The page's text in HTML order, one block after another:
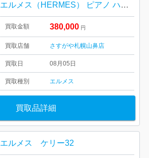
エルメス（HERMES） ピアノ ハンドバッグ
買取金額 380,000 円
買取店舗 さすがや札幌山鼻店
買取日 08月05日
買取種別 エルメス
買取品詳細
エルメス ケリー32